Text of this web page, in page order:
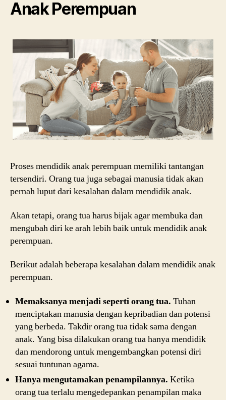
Anak Perempuan
Proses mendidik anak perempuan memiliki tantangan
tersendiri. Orang tua juga sebagai manusia tidak akan
pernah luput dari kesalahan dalam mendidik anak.
Akan tetapi, orang tua harus bijak agar membuka dan
mengubah diri ke arah lebih baik untuk mendidik anak
perempuan.
Berikut adalah beberapa kesalahan dalam mendidik anak
perempuan.
Memaksanya menjadi seperti orang tua. Tuhan
menciptakan manusia dengan kepribadian dan potensi
yang berbeda. Takdir orang tua tidak sama dengan
anak. Yang bisa dilakukan orang tua hanya mendidik
dan mendorong untuk mengembangkan potensi diri
sesuai tuntunan agama.
Hanya mengutamakan penampilannya. Ketika
orang tua terlalu mengedepankan penampilan maka